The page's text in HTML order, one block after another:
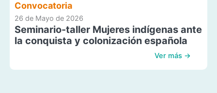
Convocatoria
26 de Mayo de 2026
Seminario-taller Mujeres indígenas ante
la conquista y colonización española
Ver más →